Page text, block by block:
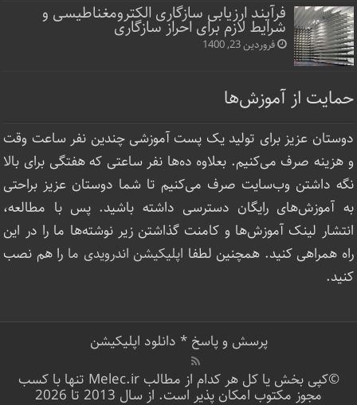
فرآیند ارزیابی سازگاری الکترومغناطیسی و
شرایط لازم برای احراز سازگاری
فروردین 23, 1400
حمایت از آموزش‌ها
دوستان عزیز برای تولید یک پست آموزشی چندین نفر ساعت‌ وقت
و هزینه صرف می‌کنیم. بعلاوه ده‌ها نفر ساعتی که هفتگی برای بالا
نگه داشتن وب‌سایت صرف ‌می‌کنیم تا شما دوستان عزیز براحتی
به آموزش‌های رایگان دسترسی داشته باشید. پس با مطالعه،
انتشار لینک‌ آموزش‌ها و کامنت گذاشتن زیر نوشته‌‌ها ما را در این
راه همراهی کنید. همچنین لطفا اپلیکیشن اندرویدی ما را هم نصب
کنید.
پرسش و پاسخ* دانلود اپلیکیشن
©کپی بخش یا کل هر کدام از مطالب Melec.ir تنها با کسب
مجوز مکتوب امکان پذیر است. از سال 2013 تا 2026